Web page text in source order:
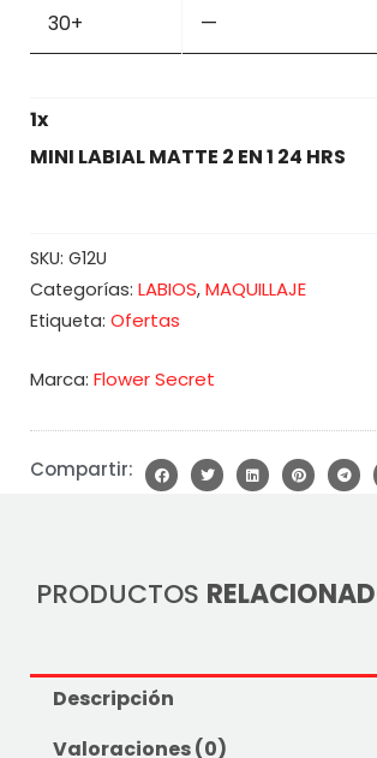
24
HRS
30+ —
1x
MINI LABIAL MATTE 2 EN 1 24 HRS
SKU: G12U
Categorías: LABIOS, MAQUILLAJE
Etiqueta: Ofertas
Marca: Flower Secret
Compartir:
PRODUCTOS
Descripción
Valoraciones (0)